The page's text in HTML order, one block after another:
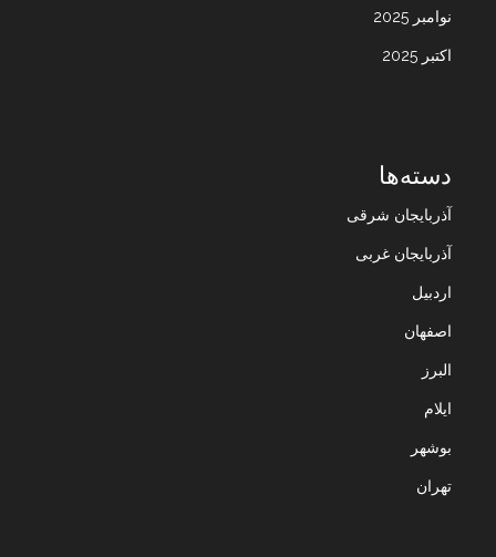
نوامبر 2025
اکتبر 2025
دسته‌ها
آذربایجان شرقی
آذربایجان غربی
اردبیل
اصفهان
البرز
ایلام
بوشهر
تهران